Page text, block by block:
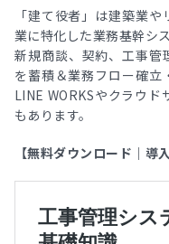
「建て役者」は建築業
業に特化した業務基幹シ
新規商談、契約、工事管
を蓄積＆業務フロー確立
LINE WORKSやクラウ
もあります。
【無料ダウンロード｜導